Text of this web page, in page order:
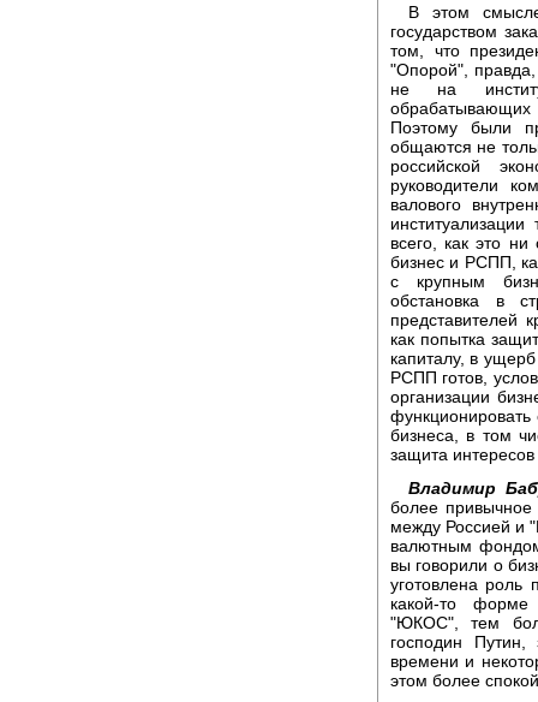
В этом
государством
том, что
"Опорой",
не на
обрабатывающих
Поэтому были
общаются не
российской
руководители
валового
всего, как это
бизнес и РСПП,
с крупным
обстановка в
представителей
как попытка
капиталу, в
РСПП готов,
организации
бизнеса, в том
защита интересов
Владимир
более
между Россией и
валютным
вы говорили о
уготовлена роль
какой-то форме
"ЮКОС", тем
господин
времени и
этом более